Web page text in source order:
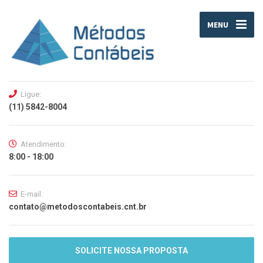
MENU
Ligue:
(11) 5842-8004
Atendimento:
8:00 - 18:00
E-mail:
contato@metodoscontabeis.cnt.br
SOLICITE NOSSA PROPOSTA